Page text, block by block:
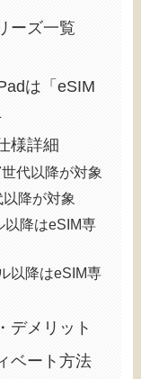
ーズ一覧
は「eSIM
様詳細
代以降が対象
降が対象
以降はeSIM専
以降はeSIM専
デメリット
ベート方法